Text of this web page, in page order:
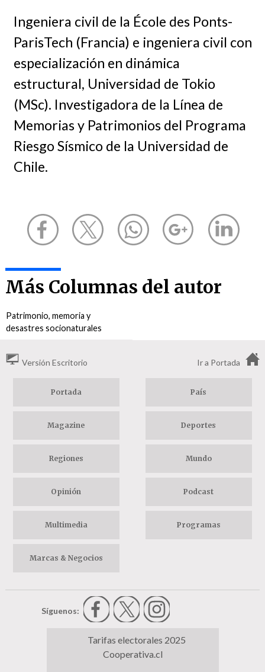
Ingeniera civil de la École des Ponts-
ParisTech (Francia) e ingeniera civil con
especialización en dinámica
estructural, Universidad de Tokio
(MSc). Investigadora de la Línea de
Memorias y Patrimonios del Programa
Riesgo Sísmico de la Universidad de
Chile.
Más Columnas del autor
Patrimonio, memoria y
desastres socionaturales
Versión Escritorio Ir a Portada
Portada País
Magazine Deportes
Regiones Mundo
Opinión Podcast
Multimedia Programas
Marcas & Negocios
Síguenos:
Tarifas electorales 2025
Cooperativa.cl